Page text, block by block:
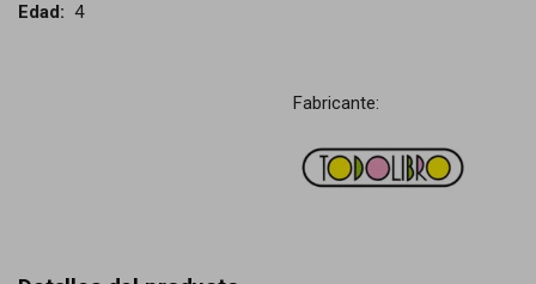
Edad: 4
Fabricante: